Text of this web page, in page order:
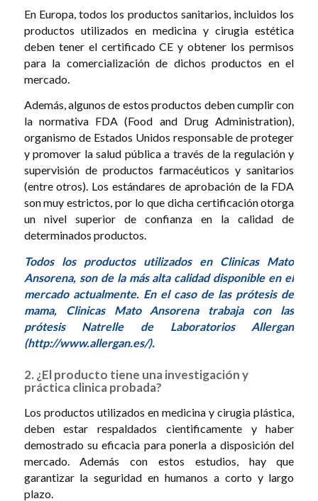
En Europa, todos los productos sanitarios, incluidos los
productos utilizados en medicina y cirugia estética
deben tener el certificado CE y obtener los permisos
para la comercialización de dichos productos en el
mercado.
Además, algunos de estos productos deben cumplir con
la normativa FDA (Food and Drug Administration),
organismo de Estados Unidos responsable de proteger
y promover la salud pública a través de la regulación y
supervisión de productos farmacéuticos y sanitarios
(entre otros). Los estándares de aprobación de la FDA
son muy estrictos, por lo que dicha certificación otorga
un nivel superior de confianza en la calidad de
determinados productos.
Todos los productos utilizados en Clinicas Mato
Ansorena, son de la más alta calidad disponible en el
mercado actualmente. En el caso de las prótesis de
mama, Clinicas Mato Ansorena trabaja con las
prótesis Natrelle de Laboratorios Allergan
(http://www.allergan.es/).
2. ¿El producto tiene una investigación y
práctica clinica probada?
Los productos utilizados en medicina y cirugia plástica,
deben estar respaldados cientificamente y haber
demostrado su eficacia para ponerla a disposición del
mercado. Además con estos estudios, hay que
garantizar la seguridad en humanos a corto y largo
plazo.